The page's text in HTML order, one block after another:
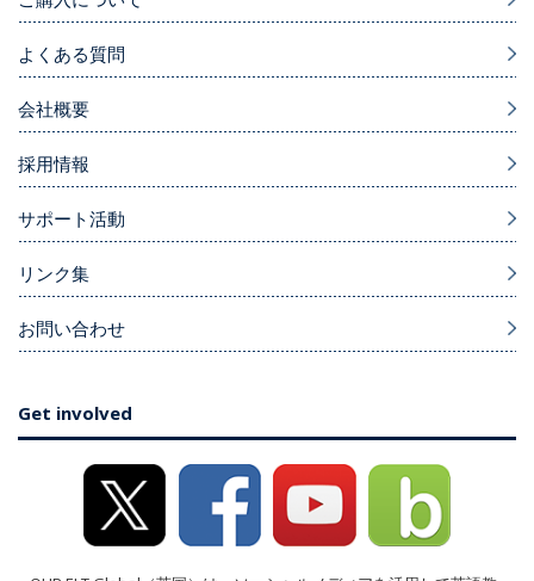
よくある質問
会社概要
採用情報
サポート活動
リンク集
お問い合わせ
Get involved